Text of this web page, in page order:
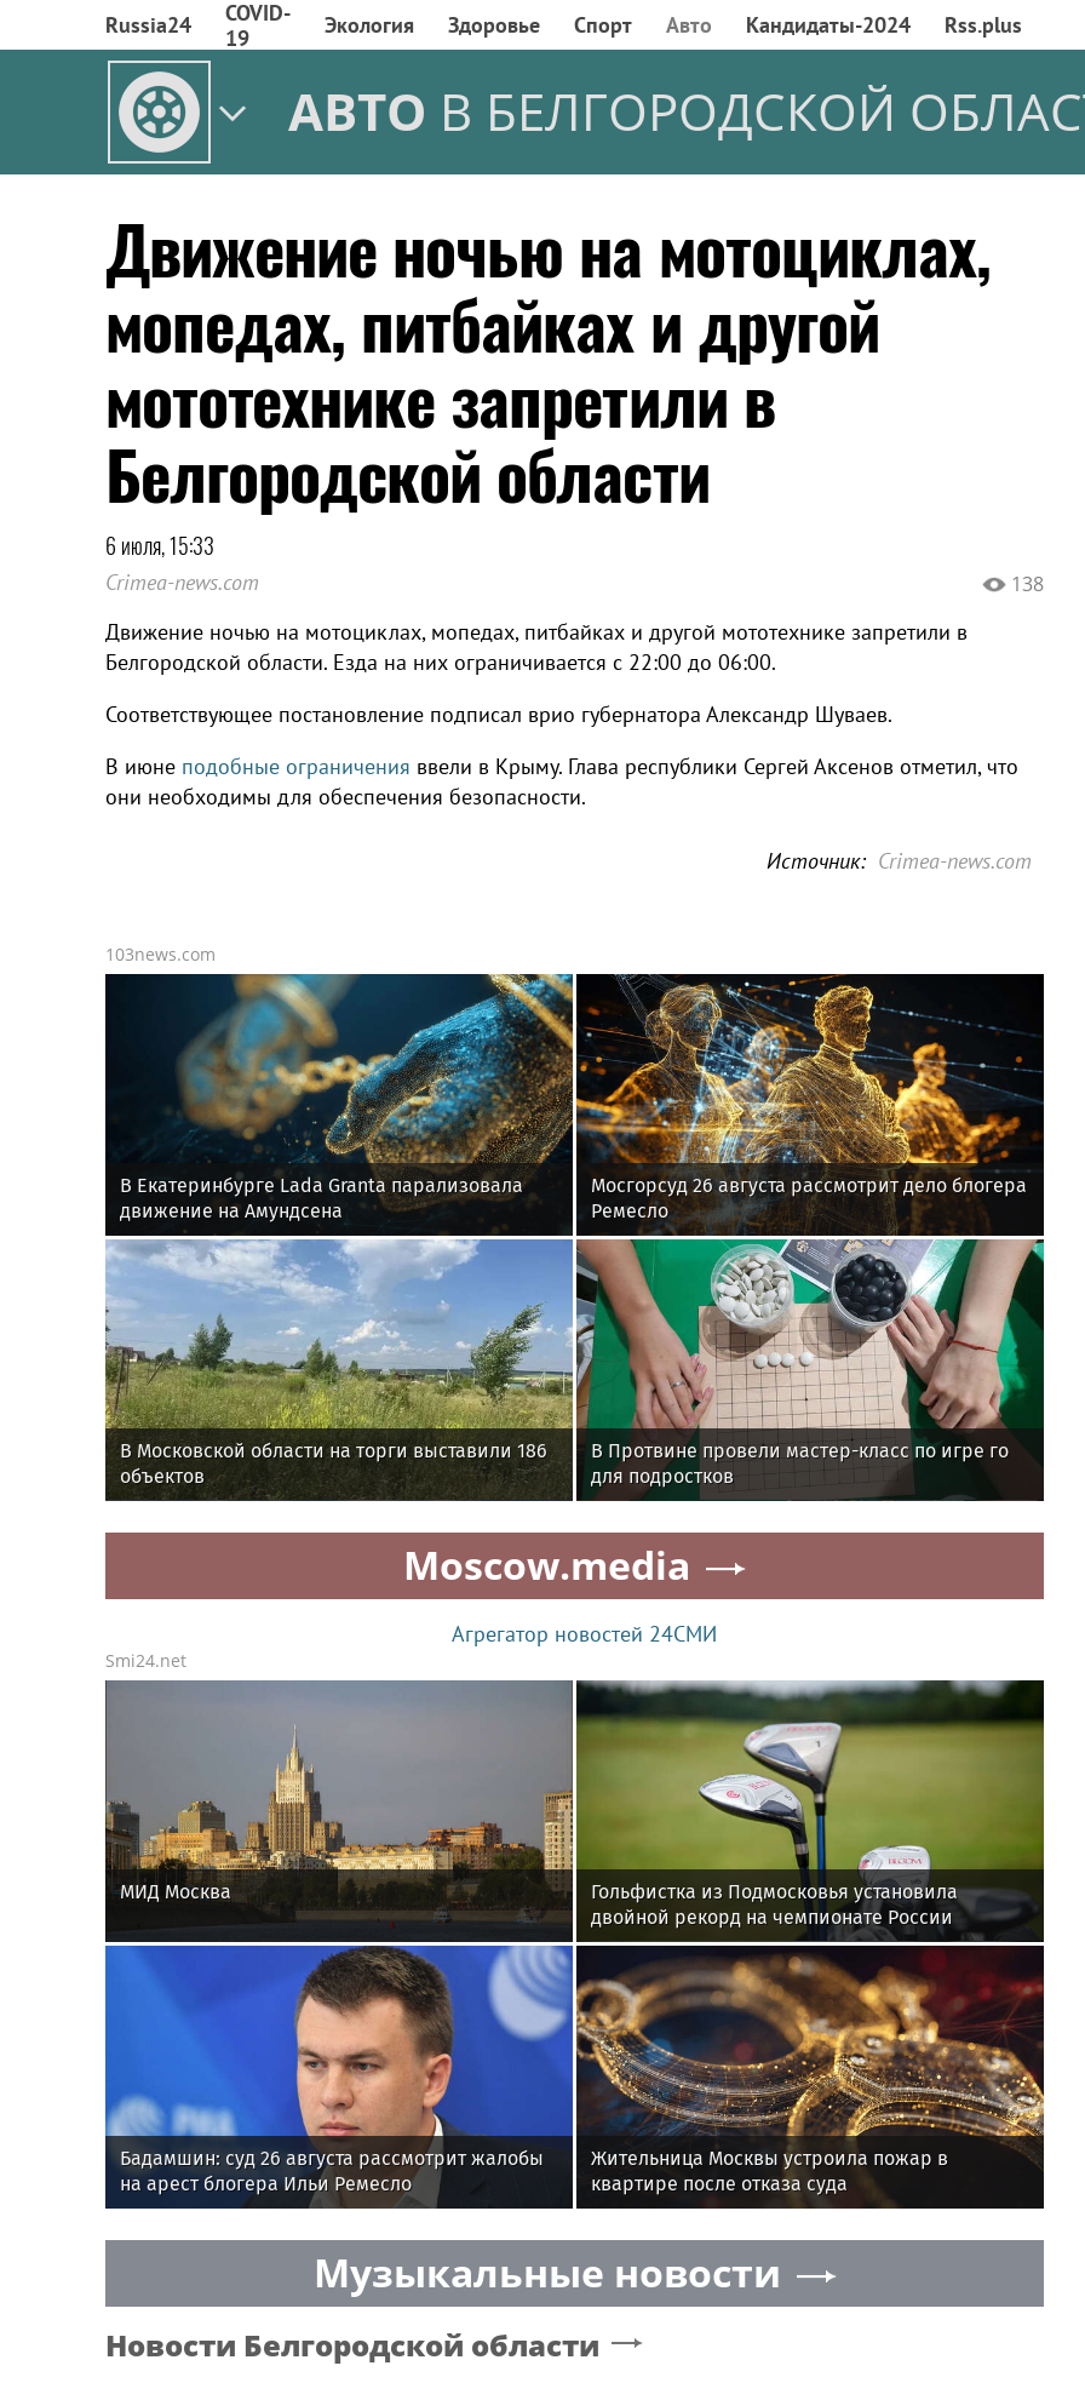
Russia24
COVID-
19
Экология Здоровье Спорт Авто Кандидаты-2024 Rss.plus
АВТО В БЕЛГОРОДСКОЙ
Движение ночью на мотоциклах,
мопедах, питбайках и другой
мототехнике запретили в
Белгородской области
6 июля, 15:33
Crimea-news.com 138
Движение ночью на мотоциклах, мопедах, питбайках и другой мототехнике запретили в
Белгородской области. Езда на них ограничивается с 22:00 до 06:00.
Соответствующее постановление подписал врио губернатора Александр Шуваев.
В июне подобные ограничения ввели в Крыму. Глава республики Сергей Аксенов отметил, что
они необходимы для обеспечения безопасности.
Источник: Crimea-news.com
103news.com
В Екатеринбурге Lada Granta парализовала
движение на Амундсена
Мосгорсуд 26 августа рассмотрит дело блогера
Ремесло
В Московской области на торги выставили 186
объектов
В Протвине провели мастер-класс по игре го
для подростков
Moscow.media
Агрегатор новостей 24СМИ
Smi24.net
МИД Москва
Гольфистка из Подмосковья установила
двойной рекорд на чемпионате России
Бадамшин: суд 26 августа рассмотрит жалобы
на арест блогера Ильи Ремесло
Жительница Москвы устроила пожар в
квартире после отказа суда
Музыкальные новости
Новости Белгородской области